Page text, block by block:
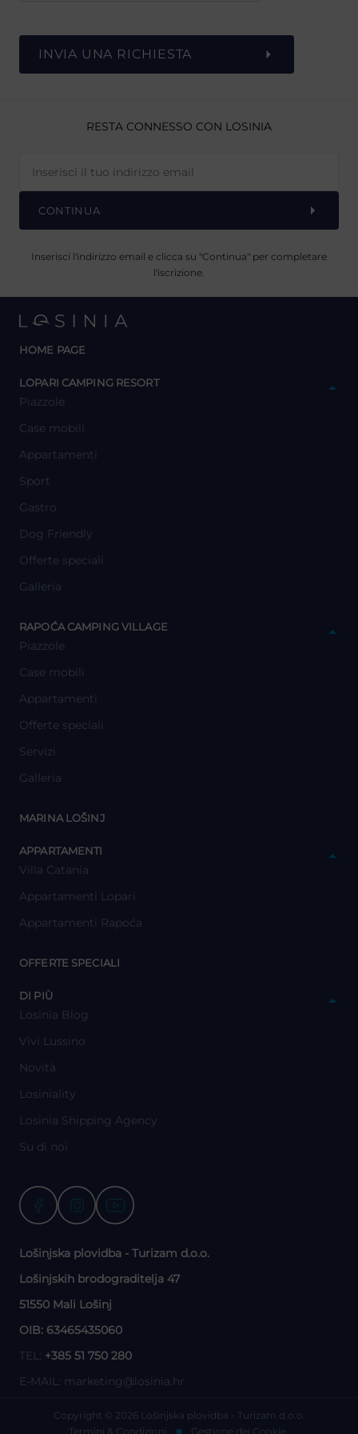
INVIA UNA RICHIESTA
RESTA CONNESSO CON LOSINIA
CONTINUA
Inserisci l'indirizzo email e clicca su "Continua" per completare
l'iscrizione.
HOME PAGE
LOPARI CAMPING RESORT
Piazzole
Case mobili
Appartamenti
Sport
Gastro
Dog Friendly
Offerte speciali
Galleria
RAPOĆA CAMPING VILLAGE
Piazzole
Case mobili
Appartamenti
Offerte speciali
Servizi
Galleria
MARINA LOŠINJ
APPARTAMENTI
Villa Catania
Appartamenti Lopari
Appartamenti Rapoća
OFFERTE SPECIALI
DI PIÙ
Losinia Blog
Vivi Lussino
Novità
Losiniality
Losinia Shipping Agency
Su di noi
Lošinjska plovidba - Turizam d.o.o.
Lošinjskih brodograditelja 47
51550 Mali Lošinj
OIB: 63465435060
TEL: +385 51 750 280
E-MAIL: marketing@losinia.hr
Copyright © 2026 Lošinjska plovidba - Turizam d.o.o.
Termini & Condizioni
Gestione dei Cookie